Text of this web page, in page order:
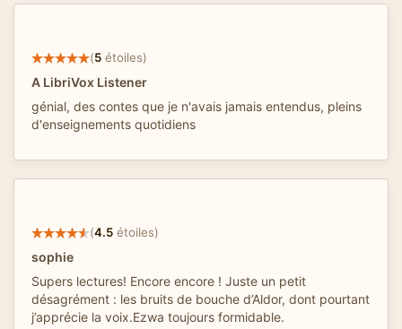
(5 étoiles)
A LibriVox Listener
génial, des contes que je n'avais jamais entendus, pleins
d'enseignements quotidiens
(4.5 étoiles)
sophie
Supers lectures! Encore encore ! Juste un petit
désagrément : les bruits de bouche d’Aldor, dont pourtant
j’apprécie la voix.Ezwa toujours formidable.